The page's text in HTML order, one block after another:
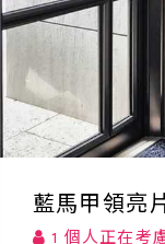
藍馬甲領亮
1 個人正在考